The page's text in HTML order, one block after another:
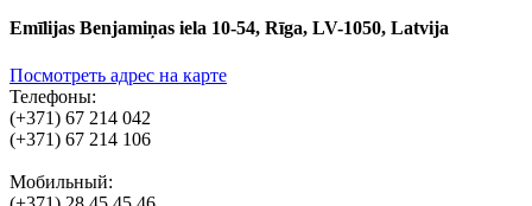
Emīlijas Benjamiņas iela 10-54, Rīga, LV-1050, Latvija
Посмотреть адрес на карте
Телефоны:
(+371) 67 214 042
(+371) 67 214 106
Мобильный: